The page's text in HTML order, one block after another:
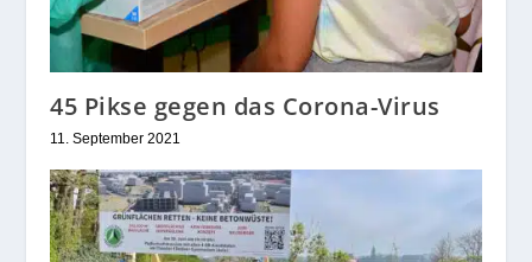
45 Pikse gegen das Corona-Virus
11. September 2021